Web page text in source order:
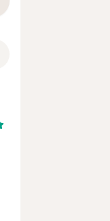
Fernanda Echenausia